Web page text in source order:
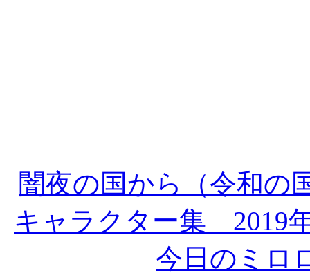
闇夜の国から（令和の
キャラクター集 2019
今日のミロ